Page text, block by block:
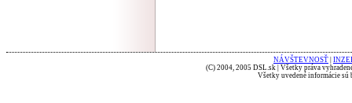
NÁVŠTEVNOSŤ
(C) 2004, 2005 DSL.sk | Všetky práva
Všetky uvedené informácie sú